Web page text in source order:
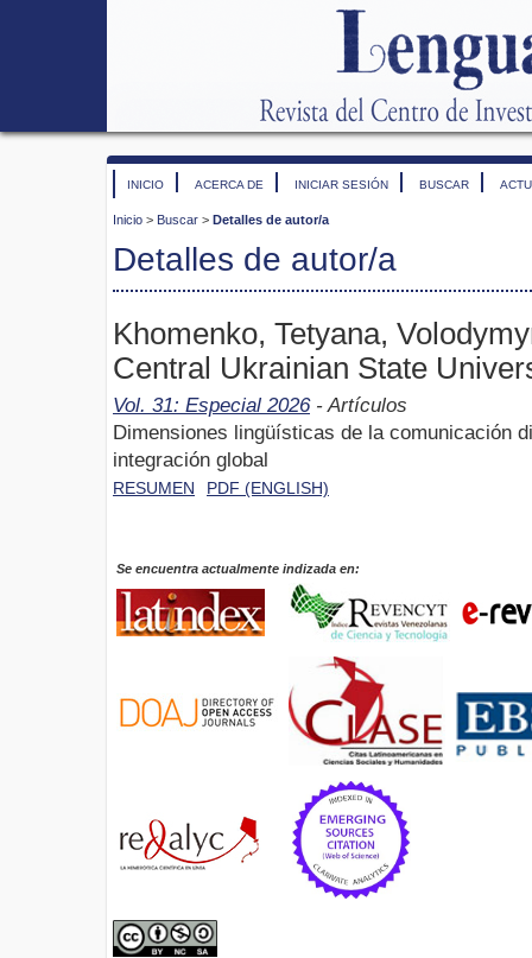
INICIO ACERCA DE INICIAR SESIÓN BUSCAR
Inicio > Buscar > Detalles de autor/a
Detalles de autor/a
Khomenko, Tetyana,
Central Ukrainian State
Vol. 31: Especial 2026- Artículos
Dimensiones lingüísticas de la comunicación
integración global
RESUMEN PDF (ENGLISH)
Se encuentra actualmente indizada en: